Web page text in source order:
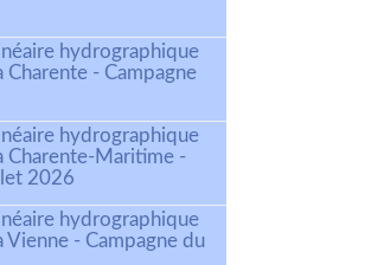
hydrographique
- Campagne
hydrographique
Charente-Maritime -
2026
hydrographique
- Campagne du